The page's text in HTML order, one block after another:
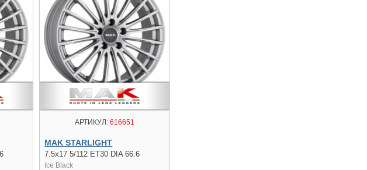
АРТИКУЛ: 616651
MAK STARLIGHT
7.5x17 5/112 ET30 DIA 66.6
Ice Black